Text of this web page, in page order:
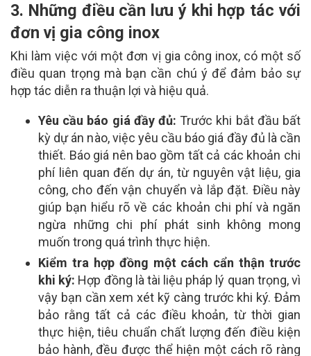
3. Những điều cần lưu ý khi hợp tác với
đơn vị gia công inox
Khi làm việc với một đơn vị gia công inox, có một số
điều quan trọng mà bạn cần chú ý để đảm bảo sự
hợp tác diễn ra thuận lợi và hiệu quả.
Yêu cầu báo giá đầy đủ: Trước khi bắt đầu bất
kỳ dự án nào, việc yêu cầu báo giá đầy đủ là cần
thiết. Báo giá nên bao gồm tất cả các khoản chi
phí liên quan đến dự án, từ nguyên vật liệu, gia
công, cho đến vận chuyển và lắp đặt. Điều này
giúp bạn hiểu rõ về các khoản chi phí và ngăn
ngừa những chi phí phát sinh không mong
muốn trong quá trình thực hiện.
Kiểm tra hợp đồng một cách cẩn thận trước
khi ký: Hợp đồng là tài liệu pháp lý quan trọng, vì
vậy bạn cần xem xét kỹ càng trước khi ký. Đảm
bảo rằng tất cả các điều khoản, từ thời gian
thực hiện, tiêu chuẩn chất lượng đến điều kiện
bảo hành, đều được thể hiện một cách rõ ràng